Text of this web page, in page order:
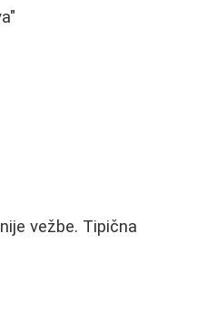
vežbe. Tipična